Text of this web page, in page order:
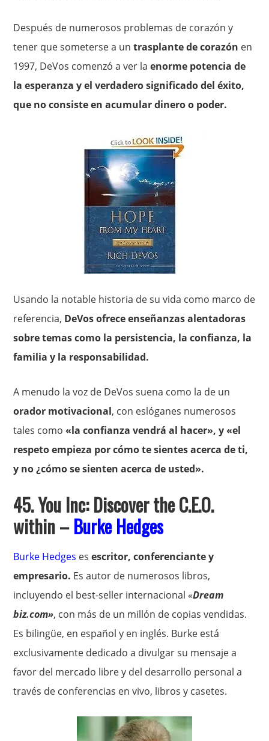
Después de numerosos problemas de corazón y
tener que someterse a untrasplante de corazón en
1997, DeVos comenzó a ver laenorme potencia de
la esperanza y el verdadero significado del éxito,
que no consiste en acumular dinero o poder.
Usando la notable historia de su vida como marco de
referencia, DeVos ofrece enseñanzas alentadoras
sobre temas como la persistencia, la confianza, la
familia y la responsabilidad.
A menudo la voz de DeVos suena como la de un
orador motivacional, con eslóganes numerosos
tales como «la confianza vendrá al hacer», y «el
respeto empieza por cómo te sientes acerca de ti,
y no ¿cómo se sienten acerca de usted».
45. You Inc: Discover the C.E.O.
within –Burke Hedges
Burke Hedges es escritor, conferenciante y
empresario. Es autor de numerosos libros,
incluyendo el best-seller internacional «Dream
biz.com», con más de un millón de copias vendidas.
Es bilingüe, en español y en inglés. Burke está
exclusivamente dedicado a divulgar su mensaje a
favor del mercado libre y del desarrollo personal a
través de conferencias en vivo, libros y casetes.